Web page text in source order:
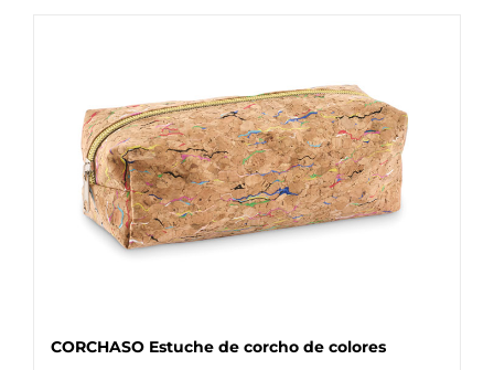
se
pueden
elegir
en
la
página
CORCHASO Estuche de corcho de colores